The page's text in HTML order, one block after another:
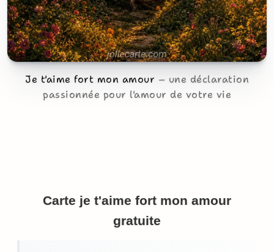
Je t'aime fort mon amour
une déclaration
passionnée pour l'amour de votre vie
Carte je t'aime fort mon amour
gratuite